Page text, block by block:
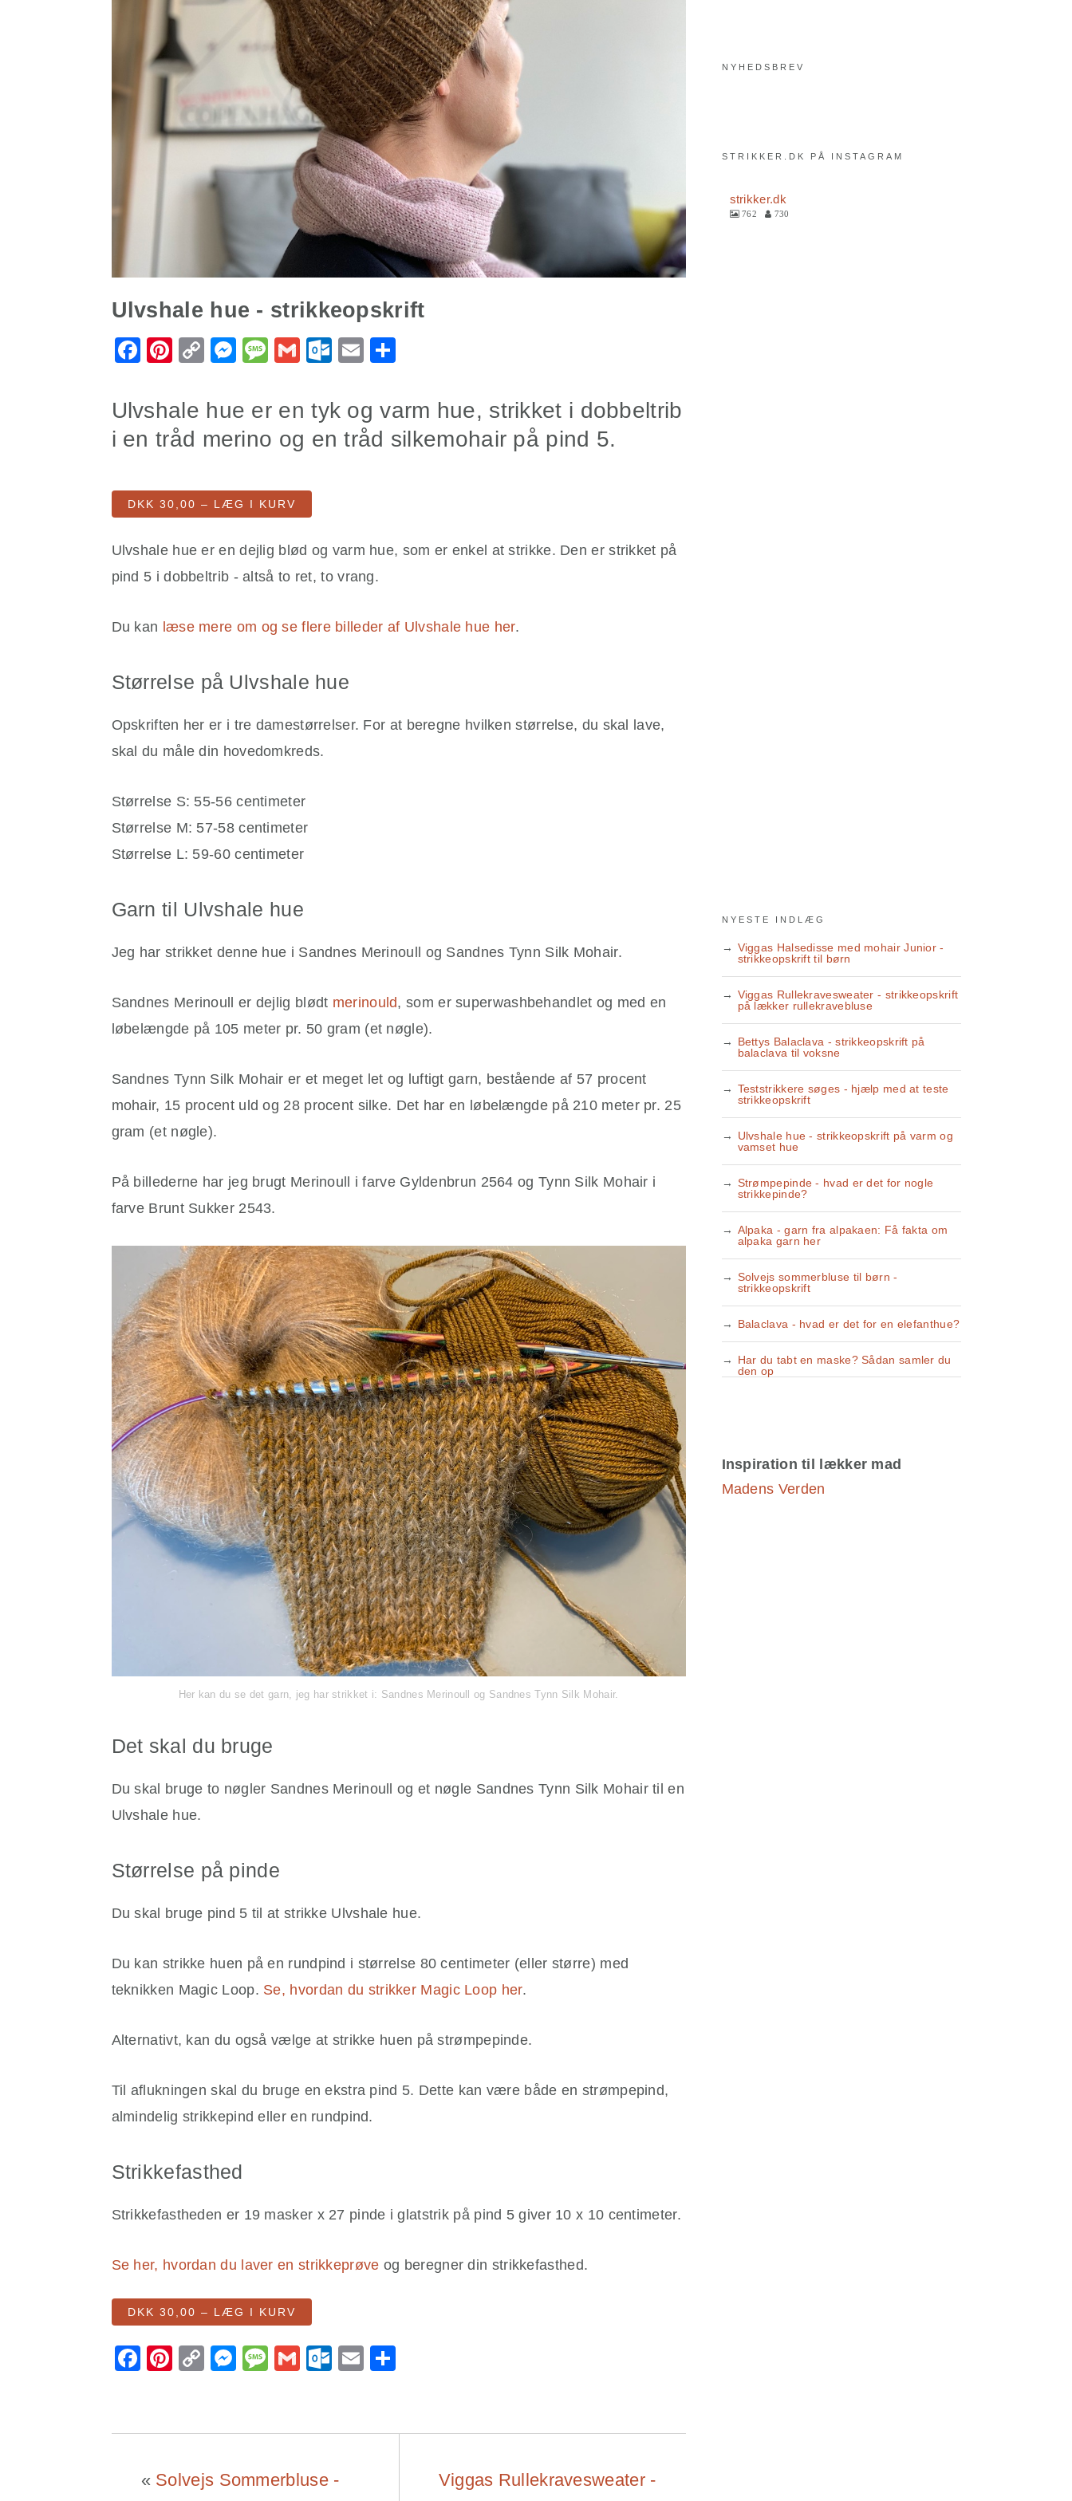
Ulvshale hue - strikkeopskrift
Facebook
Pinterest
CopyMessenger
Message
GmailOutlook.com
Email
Ulvshale hue er en tyk og varm hue, strikket i dobbeltrib
i en tråd merino og en tråd silkemohair på pind 5.
DKK 30,00 – LÆG I KURV
Ulvshale hue er en dejlig blød og varm hue, som er enkel at strikke. Den er strikket på
pind 5 i dobbeltrib - altså to ret, to vrang.
Du kan læse mere om og se flere billeder af Ulvshale hue her.
Størrelse på Ulvshale hue
Opskriften her er i tre damestørrelser. For at beregne hvilken størrelse, du skal lave,
skal du måle din hovedomkreds.
Størrelse S: 55-56 centimeter
Størrelse M: 57-58 centimeter
Størrelse L: 59-60 centimeter
Garn til Ulvshale hue
Jeg har strikket denne hue i Sandnes Merinoull og Sandnes Tynn Silk Mohair.
Sandnes Merinoull er dejlig blødt merinould, som er superwashbehandlet og med en
løbelængde på 105 meter pr. 50 gram (et nøgle).
Sandnes Tynn Silk Mohair er et meget let og luftigt garn, bestående af 57 procent
mohair, 15 procent uld og 28 procent silke. Det har en løbelængde på 210 meter pr. 25
gram (et nøgle).
På billederne har jeg brugt Merinoull i farve Gyldenbrun 2564 og Tynn Silk Mohair i
farve Brunt Sukker 2543.
Her kan du se det garn, jeg har strikket i: Sandnes Merinoull og Sandnes Tynn Silk Mohair.
Det skal du bruge
Du skal bruge to nøgler Sandnes Merinoull og et nøgle Sandnes Tynn Silk Mohair til en
Ulvshale hue.
Størrelse på pinde
Du skal bruge pind 5 til at strikke Ulvshale hue.
Du kan strikke huen på en rundpind i størrelse 80 centimeter (eller større) med
teknikken Magic Loop. Se, hvordan du strikker Magic Loop her.
Alternativt, kan du også vælge at strikke huen på strømpepinde.
Til aflukningen skal du bruge en ekstra pind 5. Dette kan være både en strømpepind,
almindelig strikkepind eller en rundpind.
Strikkefasthed
Strikkefastheden er 19 masker x 27 pinde i glatstrik på pind 5 giver 10 x 10 centimeter.
Se her, hvordan du laver en strikkeprøve og beregner din strikkefasthed.
DKK 30,00 – LÆG I KURV
Facebook
Pinterest
CopyMessenger
Message
GmailOutlook.com
Email
« Solvejs Sommerbluse - Viggas Rullekravesweater -
NYHEDSBREV
STRIKKER.DK PÅ INSTAGRAM
strikker.dk
762 730
NYESTE INDLÆG
Viggas Halsedisse med mohair Junior -
strikkeopskrift til børn
Viggas Rullekravesweater - strikkeopskrift
på lækker rullekravebluse
Bettys Balaclava - strikkeopskrift på
balaclava til voksne
Teststrikkere søges - hjælp med at teste
strikkeopskrift
Ulvshale hue - strikkeopskrift på varm og
vamset hue
Strømpepinde - hvad er det for nogle
strikkepinde?
Alpaka - garn fra alpakaen: Få fakta om
alpaka garn her
Solvejs sommerbluse til børn -
strikkeopskrift
Balaclava - hvad er det for en elefanthue?
Har du tabt en maske? Sådan samler du
den op
Inspiration til lækker mad
Madens Verden